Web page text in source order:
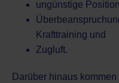
ungünstige
Krafttraining und
Zugluft.
Darüber hinaus